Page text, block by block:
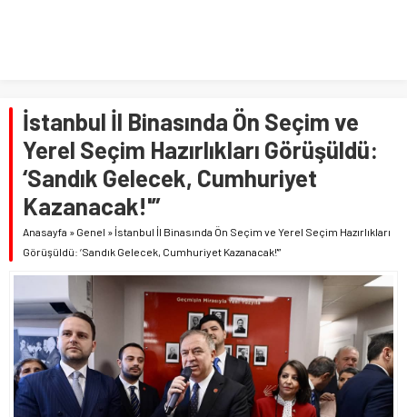
İstanbul İl Binasında Ön Seçim ve
Yerel Seçim Hazırlıkları Görüşüldü:
‘Sandık Gelecek, Cumhuriyet
Kazanacak!'”
Anasayfa » Genel » İstanbul İl Binasında Ön Seçim ve Yerel Seçim Hazırlıkları
Görüşüldü: ‘Sandık Gelecek, Cumhuriyet Kazanacak!'”